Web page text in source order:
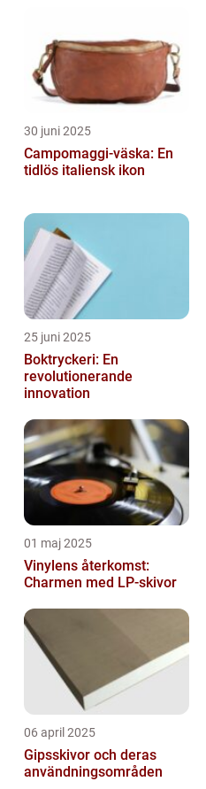
30 juni 2025
Campomaggi-väska: En
tidlös italiensk ikon
25 juni 2025
Boktryckeri: En
revolutionerande
innovation
01 maj 2025
Vinylens återkomst:
Charmen med LP-skivor
06 april 2025
Gipsskivor och deras
användningsområden